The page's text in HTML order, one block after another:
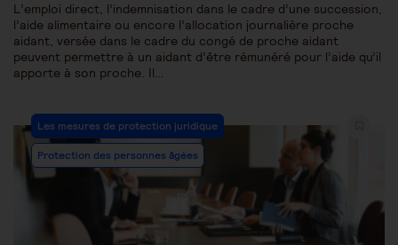
L’emploi direct, l’indemnisation dans le cadre d’une succession,
l’aide alimentaire ou encore l’allocation journalière proche
aidant, versée dans le cadre du congé de proche aidant
peuvent permettre à un aidant d’être rémunéré pour l’aide qu’il
apporte à son proche. Il…
Post
Category:
Les mesures de protection juridique
Protection des personnes âgées